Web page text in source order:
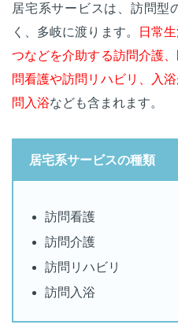
居宅系サービスは、訪問型
く、多岐に渡ります。
日常
つなどを介助する訪問介護
問看護や訪問リハビリ、入
問入浴なども含まれます。
居宅系サービスの種類
訪問看護
訪問介護
訪問リハビリ
訪問入浴